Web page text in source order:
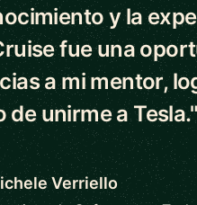
y la
fue una
a mi mentor,
de unirme a
Verriello